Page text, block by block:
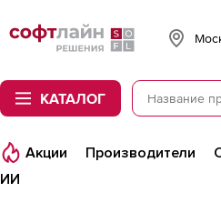
Softline
КАТАЛОГ
Акции Производители
ИИ